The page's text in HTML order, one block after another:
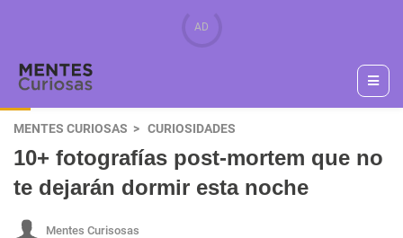
MENTES CURIOSAS CURIOSIDADES
10+ fotografías post-mortem que no
te dejarán dormir esta noche
Mentes Curisosas